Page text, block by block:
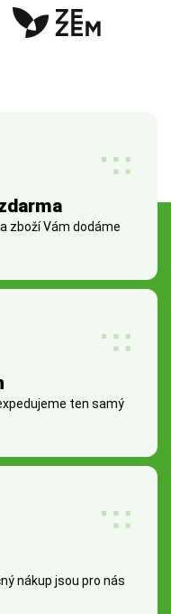
zboží Vám dodáme
ten samý
nákup jsou pro nás